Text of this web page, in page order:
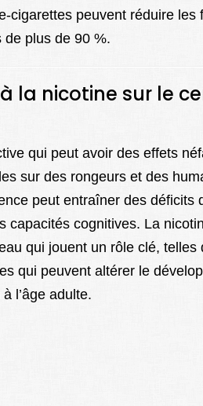
peuvent réduire les
de plus de 90 %.
la nicotine sur le
qui peut avoir des effets
sur des rongeurs et des
peut entraîner des déficits
capacités cognitives. La
qui jouent un rôle clé, telles
qui peuvent altérer le
l’âge adulte.